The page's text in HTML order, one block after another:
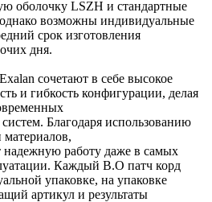
оболочку LSZH и стандартные
возможны индивидуальные
срок изготовления
дня.
Exalan сочетают в себе высокое
и гибкость конфигурации, делая
Благодаря использованию
надежную работу даже в самых
Каждый В.О патч корд
упаковке, на упаковке
артикул и результаты